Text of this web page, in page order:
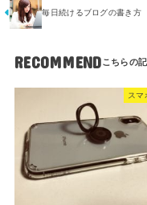
毎日続けるブログの書き方
RECOMMEND
スマ